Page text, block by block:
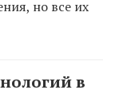
но все их
в